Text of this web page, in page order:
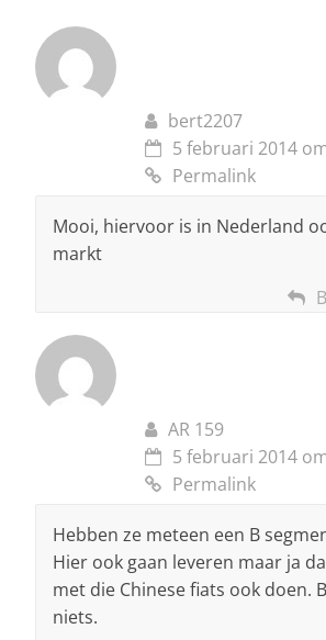
bert2207
5 februari 2014
Permalink
Mooi, hiervoor is in Nederland
markt
AR 159
5 februari 2014
Permalink
Hebben ze meteen een B
Hier ook gaan leveren maar ja
met die Chinese fiats ook doen.
niets.